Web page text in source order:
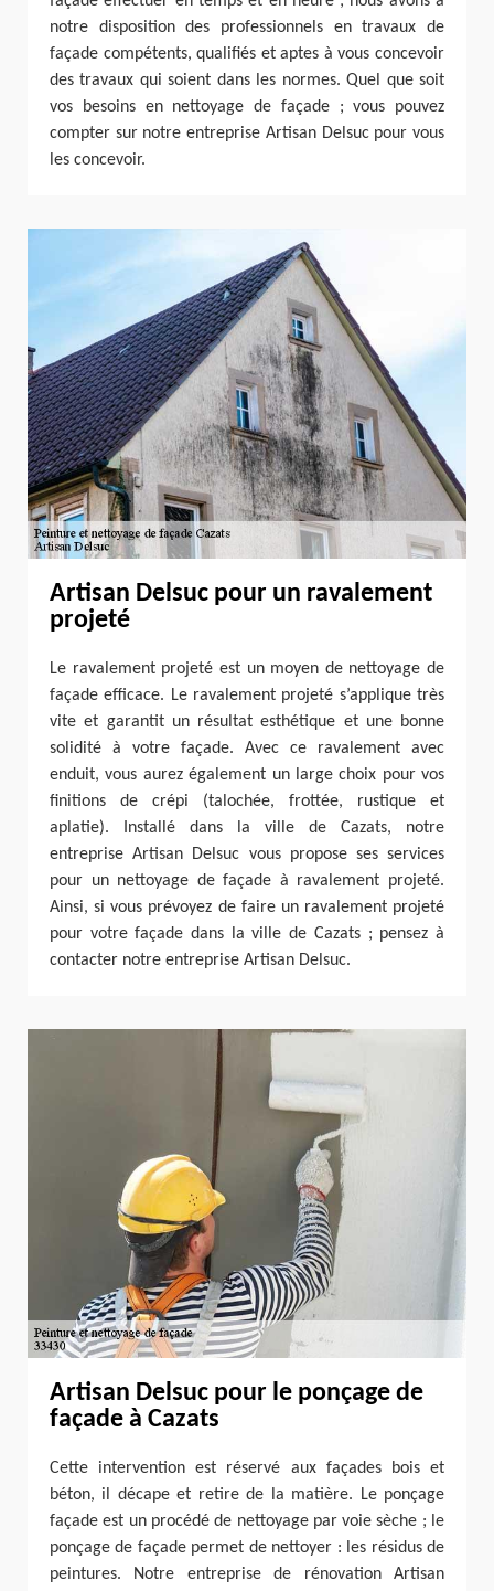
notre disposition des professionnels en travaux de
façade compétents, qualifiés et aptes à vous concevoir
des travaux qui soient dans les normes. Quel que soit
vos besoins en nettoyage de façade ; vous pouvez
compter sur notre entreprise Artisan Delsuc pour vous
les concevoir.
Artisan Delsuc pour un ravalement
projeté
Le ravalement projeté est un moyen de nettoyage de
façade efficace. Le ravalement projeté s’applique très
vite et garantit un résultat esthétique et une bonne
solidité à votre façade. Avec ce ravalement avec
enduit, vous aurez également un large choix pour vos
finitions de crépi (talochée, frottée, rustique et
aplatie). Installé dans la ville de Cazats, notre
entreprise Artisan Delsuc vous propose ses services
pour un nettoyage de façade à ravalement projeté.
Ainsi, si vous prévoyez de faire un ravalement projeté
pour votre façade dans la ville de Cazats ; pensez à
contacter notre entreprise Artisan Delsuc.
Artisan Delsuc pour le ponçage de
façade à Cazats
Cette intervention est réservé aux façades bois et
béton, il décape et retire de la matière. Le ponçage
façade est un procédé de nettoyage par voie sèche ; le
ponçage de façade permet de nettoyer : les résidus de
peintures. Notre entreprise de rénovation Artisan